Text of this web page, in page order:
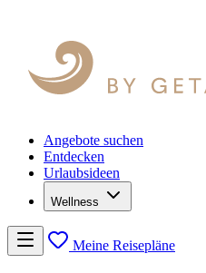
Angebote suchen
Entdecken
Urlaubsideen
Wellness
Meine Reisepläne